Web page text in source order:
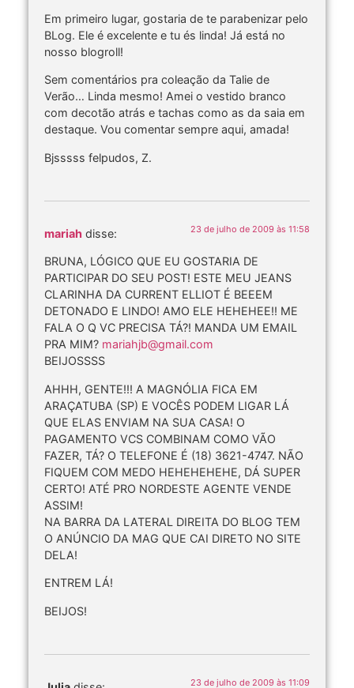
Em primeiro lugar, gostaria de te parabenizar pelo
BLog. Ele é excelente e tu és linda! Já está no
nosso blogroll!
Sem comentários pra coleação da Talie de
Verão… Linda mesmo! Amei o vestido branco
com decotão atrás e tachas como as da saia em
destaque. Vou comentar sempre aqui, amada!
Bjsssss felpudos, Z.
mariah disse: 23 de julho de 2009 às 11:58
BRUNA, LÓGICO QUE EU GOSTARIA DE
PARTICIPAR DO SEU POST! ESTE MEU JEANS
CLARINHA DA CURRENT ELLIOT É BEEEM
DETONADO E LINDO! AMO ELE HEHEHEE!! ME
FALA O Q VC PRECISA TÁ?! MANDA UM EMAIL
PRA MIM? mariahjb@gmail.com
BEIJOSSSS
AHHH, GENTE!!! A MAGNÓLIA FICA EM
ARAÇATUBA (SP) E VOCÊS PODEM LIGAR LÁ
QUE ELAS ENVIAM NA SUA CASA! O
PAGAMENTO VCS COMBINAM COMO VÃO
FAZER, TÁ? O TELEFONE É (18) 3621-4747. NÃO
FIQUEM COM MEDO HEHEHEHEHE, DÁ SUPER
CERTO! ATÉ PRO NORDESTE AGENTE VENDE
ASSIM!
NA BARRA DA LATERAL DIREITA DO BLOG TEM
O ANÚNCIO DA MAG QUE CAI DIRETO NO SITE
DELA!
ENTREM LÁ!
BEIJOS!
23 de julho de 2009 às 11:09